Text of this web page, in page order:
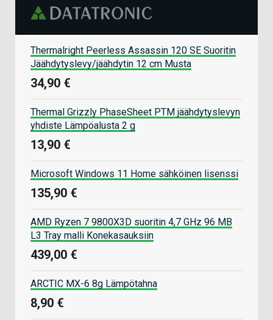
Thermalright Peerless Assassin 120 SE Suoritin
Jäähdytyslevy/jäähdytin 12 cm Musta
34,90 €
Thermal Grizzly PhaseSheet PTM jäähdytyslevyn
yhdiste Lämpöalusta 2 g
13,90 €
Microsoft Windows 11 Home sähköinen lisenssi
135,90 €
AMD Ryzen 7 9800X3D suoritin 4,7 GHz 96 MB
L3 Tray malli Konekasauksiin
439,00 €
ARCTIC MX-6 8g Lämpötahna
8,90 €